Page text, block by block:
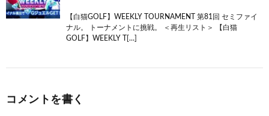
【白猫GOLF】WEEKLY TOURNAMENT 第81回 セミファイ
ナル。 トーナメントに挑戦。 ＜再生リスト＞ 【白猫
GOLF】WEEKLY T[…]
コメントを書く